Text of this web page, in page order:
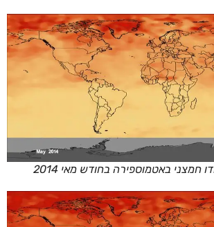
חמצני באטמוספירה בחודש מאי 2014